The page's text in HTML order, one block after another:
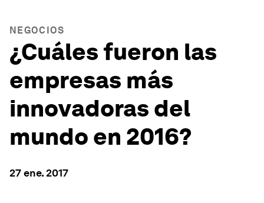
NEGOCIOS
¿Cuáles fueron las
empresas más
innovadoras del
mundo en 2016?
27 ene. 2017